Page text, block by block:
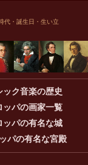
代・誕生日・生い立
ック音楽の歴史
ッパの画家一覧
ッパの有名な城
パの有名な宮殿